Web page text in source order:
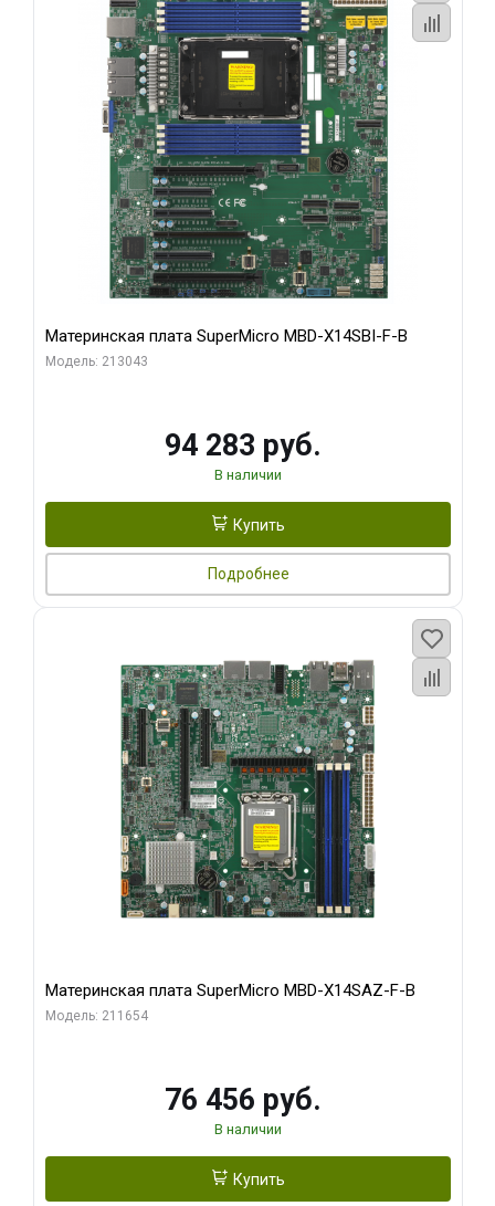
Материнская плата SuperMicro MBD-X14SBI-F-B
Модель: 213043
94 283 руб.
В наличии
Купить
Подробнее
Материнская плата SuperMicro MBD-X14SAZ-F-B
Модель: 211654
76 456 руб.
В наличии
Купить